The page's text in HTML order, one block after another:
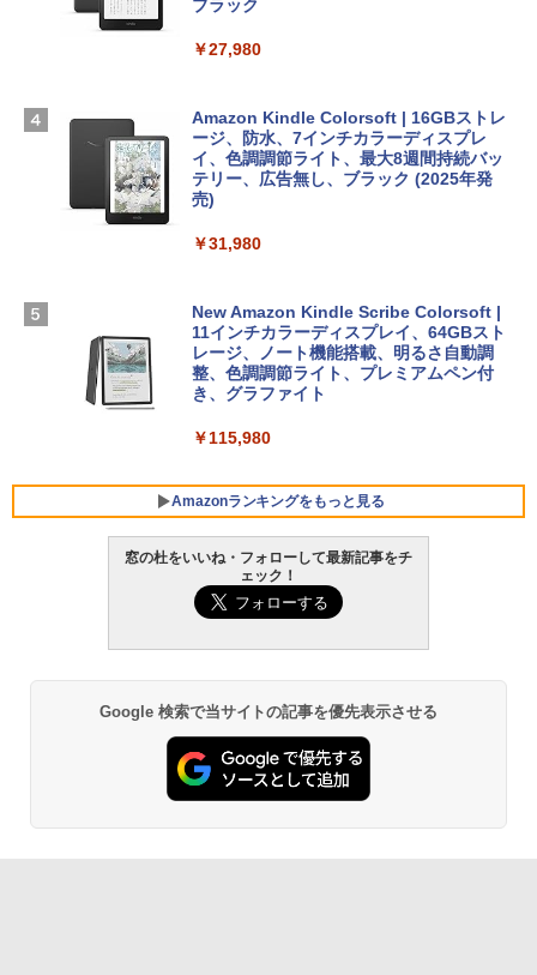
スプレイ、16GBユニファイドメモリ、1
ームカメラ、日本語キーボード、Touch I
￥261,414
【Amazon.co.jp限定】 HP ノートパソコ
ン 15-fd 15.6インチ 16GBメモリ 512GB
FMV ノートパソコン WE1-K3 (MS 365 P
ersonal/Copilotキー搭載/Win 11/15.6型/
Core i5/16GB/SSD 512GB/ホワイト) FM
VWK3E15W_AZ
￥139,880
Robloxギフトカード - 2,000 Robux 【限
ラインコード版
￥3,200
ト): Java & Bedrock Edition | オンライ
￥3,600
1冊ですべて身につくHTML & CSSとWe
￥1,292
FM TOWNS ハイパー・カタログ: 本体ハ
ェクトリストと最新エミュレータ紹介
ブラック
￥27,980
Amazon Kindle Colorsoft | 16GBストレ
ージ、防水、7インチカラーディスプレ
イ、色調調節ライト、最大8週間持続バッ
テリー、広告無し、ブラック (2025年発
売)
￥31,980
New Amazon Kindle Scribe Colorsoft |
11インチカラーディスプレイ、64GBスト
レージ、ノート機能搭載、明るさ自動調
整、色調調節ライト、プレミアムペン付
き、グラファイト
￥115,980
Amazonランキングをもっと見る
窓の杜をいいね・フォローして最新記事をチ
ェック！
Google 検索で当サイトの記事を優先表示させる